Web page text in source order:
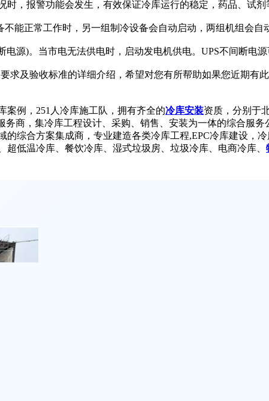
报警功能会发生，有效保证冷库运行的稳定，药品、试剂
正常工作时，另一组制冷设备会自动启动，两组机组会自
)。当市电无法供电时，启动发电机供电。UPS不间断电源
及验收标准的详细介绍，希望对您有所帮助如果您近期有
例，251人冷库施工队，拥有齐全的冷库安装资质，分别于
务商，集冷库工程设计、采购、销售、安装为一体的综合服
综合方案集成商，专业建造各类冷库工程,EPC冷库建设，冷
超低温冷库、餐饮冷库、湿式垃圾房、垃圾冷库、电商冷库、